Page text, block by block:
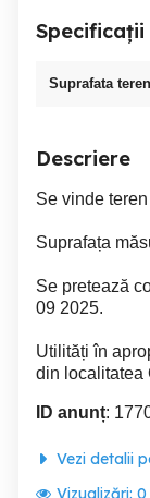
Specificații
Suprafata
Descriere
Se vinde
Suprafața
Se pretează
09 2025.
Utilități în
din localitatea
ID anunț:
Vezi detalii
Vizualizări: 0